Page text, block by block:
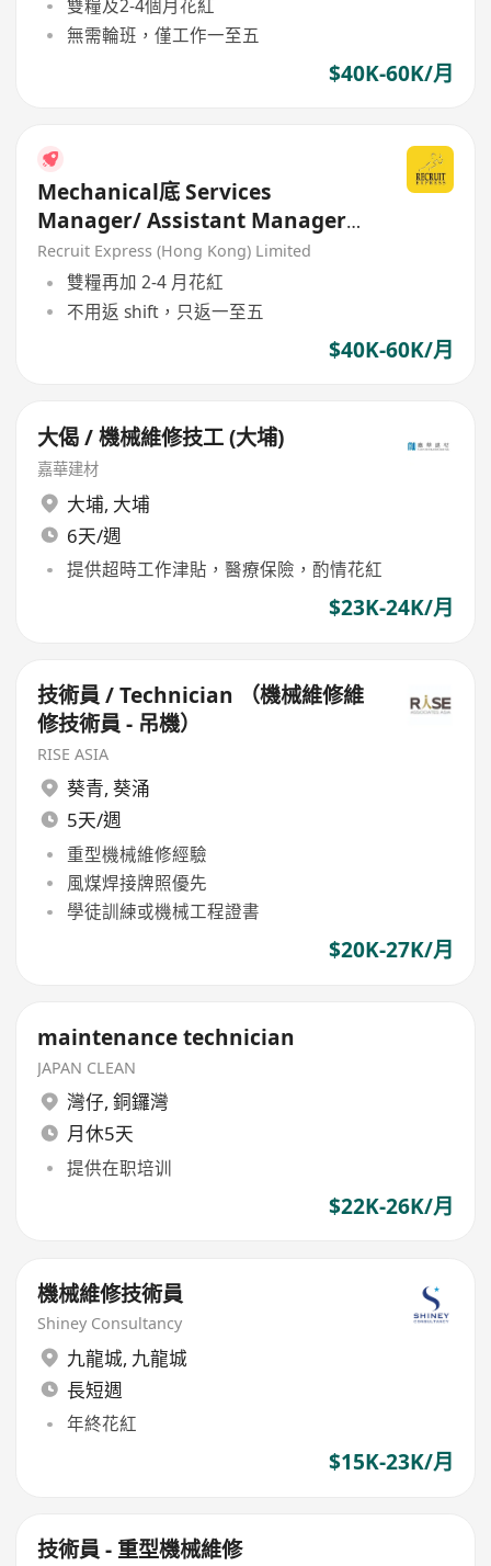
雙糧及2-4個月花紅
無需輪班，僅工作一至五
$40K-60K/月
Mechanical底 Services
Manager/ Assistant Manager
40-60K total package
Recruit Express (Hong Kong) Limited
雙糧再加 2-4 月花紅
不用返 shift，只返一至五
$40K-60K/月
大偈 / 機械維修技工 (大埔)
嘉華建材
大埔, 大埔
6天/週
提供超時工作津貼，醫療保險，酌情花紅
$23K-24K/月
技術員 / Technician （機械維修維
修技術員 - 吊機）
RISE ASIA
葵青, 葵涌
5天/週
重型機械維修經驗
風煤焊接牌照優先
學徒訓練或機械工程證書
$20K-27K/月
maintenance technician
JAPAN CLEAN
灣仔, 銅鑼灣
月休5天
提供在职培训
$22K-26K/月
機械維修技術員
Shiney Consultancy
九龍城, 九龍城
長短週
年終花紅
$15K-23K/月
技術員 - 重型機械維修